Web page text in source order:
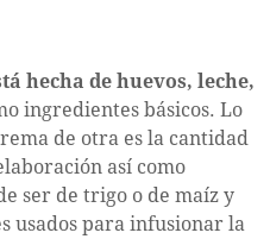
hecha de huevos, leche,
ingredientes básicos. Lo
de otra es la cantidad
así como
ser de trigo o de maíz y
usados para infusionar la